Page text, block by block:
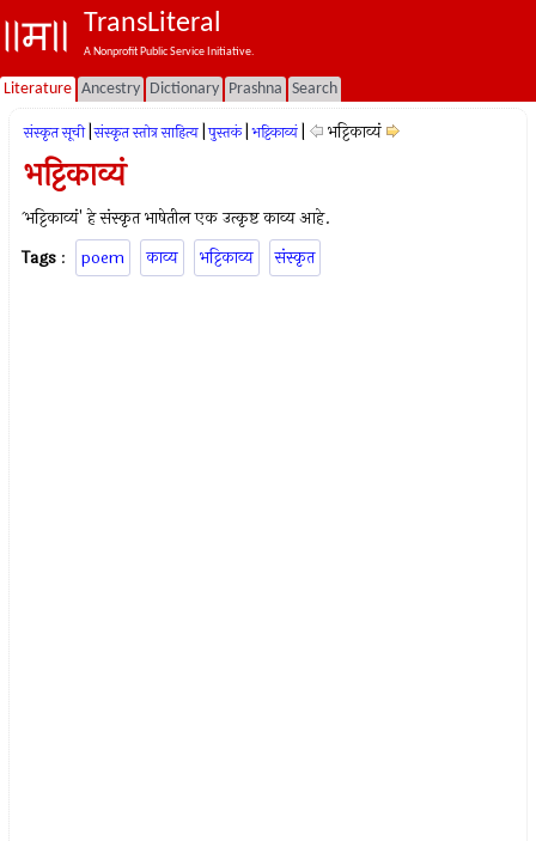
TransLiteral
A Nonprofit Public Service Initiative.
Literature Ancestry Dictionary Prashna Search
संस्कृत सूची संस्कृत स्तोत्र साहित्य पुस्तकं भट्टिकाव्यं भट्टिकाव्यं
भट्टिकाव्यं
`भट्टिकाव्यं' हे संस्कृत भाषेतील एक उत्कृष्ट काव्य आहे.
Tags : poem काव्य भट्टिकाव्य संस्कृत